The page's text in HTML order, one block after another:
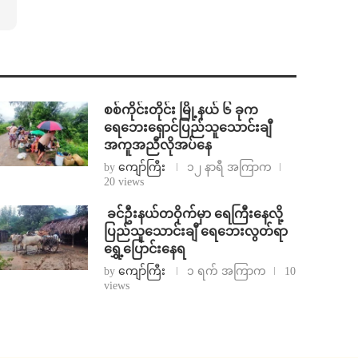
စစ်ကိုင်းတိုင်း မြို့နယ် ၆ ခုက
ရေဘေးရှောင်ပြည်သူသောင်းချီ
အကူအညီလိုအပ်နေ
byကျော်ကြီး
၁၂ နာရီ အကြာက
20 views
⁩ ⁨ခင်ဦးနယ်တဝိုက်မှာ ရေကြီးနေလို့
ပြည်သူသောင်းချီ ရေဘေးလွတ်ရာ
ရွှေ့ပြောင်းနေရ
byကျော်ကြီး ၁ ရက် အကြာက
10
views